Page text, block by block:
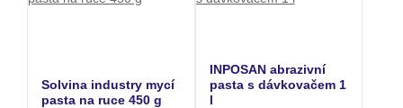
Solvina industry mycí
pasta na ruce 450 g
INPOSAN abrazivní
pasta s dávkovačem 1
l